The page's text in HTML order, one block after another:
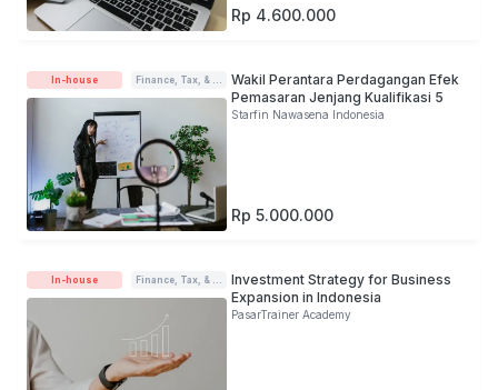
Rp 4.600.000
In-house Finance, Tax, & Accounting
Wakil Perantara Perdagangan Efek
Pemasaran Jenjang Kualifikasi 5
Starfin Nawasena Indonesia
Rp 5.000.000
In-house Finance, Tax, & Accounting
Investment Strategy for Business
Expansion in Indonesia
PasarTrainer Academy